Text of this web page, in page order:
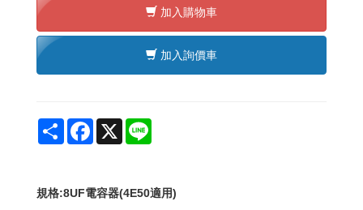
加入購物車
加入詢價車
Share Facebook
X
規格:8UF電容器(4E50適用)